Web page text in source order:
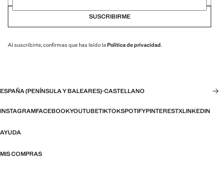
SUSCRIBIRME
Al suscribirte, confirmas que has leído la Política de privacidad.
ESPAÑA (PENÍNSULA Y BALEARES)·CASTELLANO
INSTAGRAMFACEBOOKYOUTUBETIKTOKSPOTIFYPINTERESTXLINKEDIN
AYUDA
MIS COMPRAS